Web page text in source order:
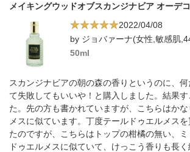
メイキングウッドオブスカンジナビア オーデ
2022/04/08
by ジョバァーナ(女性,敏感肌
50ml
スカンジナビアの朝の森の香りというのに、
て失敗してもいいや！と購入しました。結果
た。先の方も書かれていますが、こちらはか
メスに似ています。丁度テールドゥエルメス
たのですが、こちらはトップの柑橘の無い、
ドゥエルメスに似ていて、けっこう香りも長